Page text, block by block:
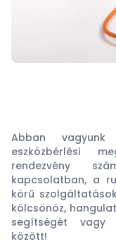
Abban
eszközbérlési
rendezvény
kapcsolatban, a
körű
kölcsönöz,
segítségét vagy
között!